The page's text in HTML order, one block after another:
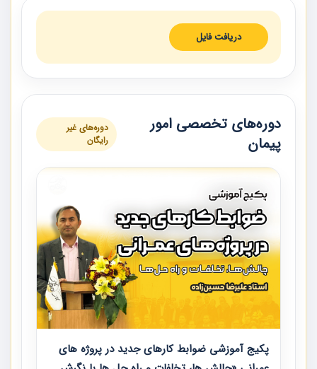
دریافت فایل
دوره‌های تخصصی امور
پیمان
دوره‌های غیر
رایگان
پکیج آموزشی ضوابط کارهای جدید در پروژه های